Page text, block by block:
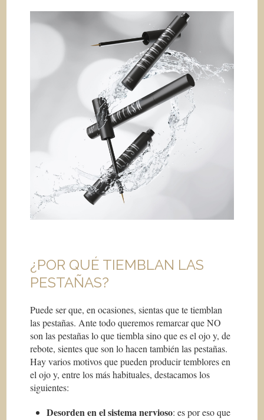
¿POR QUÉ TIEMBLAN LAS
PESTAÑAS?
Puede ser que, en ocasiones, sientas que te tiemblan
las pestañas. Ante todo queremos remarcar que NO
son las pestañas lo que tiembla sino que es el ojo y, de
rebote, sientes que son lo hacen también las pestañas.
Hay varios motivos que pueden producir temblores en
el ojo y, entre los más habituales, destacamos los
siguientes:
Desorden en el sistema nervioso: es por eso que